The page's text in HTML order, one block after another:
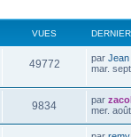
VUES
49772V
u
D
e
n
i
e
par Jean
mar.
9834V
u
D
e
par
mer.